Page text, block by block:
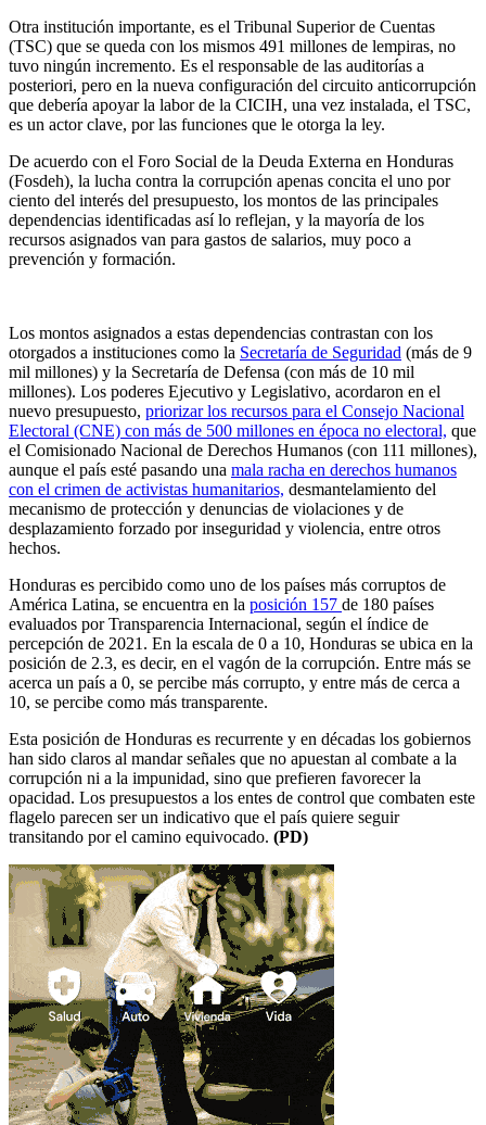
Otra institución importante, es el Tribunal Superior de Cuentas
(TSC) que se queda con los mismos 491 millones de lempiras, no
tuvo ningún incremento. Es el responsable de las auditorías a
posteriori, pero en la nueva configuración del circuito anticorrupción
que debería apoyar la labor de la CICIH, una vez instalada, el TSC,
es un actor clave, por las funciones que le otorga la ley.
De acuerdo con el Foro Social de la Deuda Externa en Honduras
(Fosdeh), la lucha contra la corrupción apenas concita el uno por
ciento del interés del presupuesto, los montos de las principales
dependencias identificadas así lo reflejan, y la mayoría de los
recursos asignados van para gastos de salarios, muy poco a
prevención y formación.
Los montos asignados a estas dependencias contrastan con los
otorgados a instituciones como la Secretaría de Seguridad (más de 9
mil millones) y la Secretaría de Defensa (con más de 10 mil
millones). Los poderes Ejecutivo y Legislativo, acordaron en el
nuevo presupuesto, priorizar los recursos para el Consejo Nacional
Electoral (CNE) con más de 500 millones en época no electoral, que
el Comisionado Nacional de Derechos Humanos (con 111 millones),
aunque el país esté pasando una mala racha en derechos humanos
con el crimen de activistas humanitarios, desmantelamiento del
mecanismo de protección y denuncias de violaciones y de
desplazamiento forzado por inseguridad y violencia, entre otros
hechos.
Honduras es percibido como uno de los países más corruptos de
América Latina, se encuentra en la posición 157 de 180 países
evaluados por Transparencia Internacional, según el índice de
percepción de 2021. En la escala de 0 a 10, Honduras se ubica en la
posición de 2.3, es decir, en el vagón de la corrupción. Entre más se
acerca un país a 0, se percibe más corrupto, y entre más de cerca a
10, se percibe como más transparente.
Esta posición de Honduras es recurrente y en décadas los gobiernos
han sido claros al mandar señales que no apuestan al combate a la
corrupción ni a la impunidad, sino que prefieren favorecer la
opacidad. Los presupuestos a los entes de control que combaten este
flagelo parecen ser un indicativo que el país quiere seguir
transitando por el camino equivocado. (PD)